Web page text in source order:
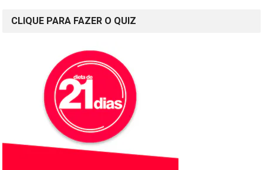
CLIQUE PARA FAZER O QUIZ